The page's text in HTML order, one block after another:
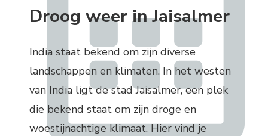
Droog weer in Jaisalmer
India staat bekend om zijn diverse
landschappen en klimaten. In het westen
van India ligt de stad Jaisalmer, een plek
die bekend staat om zijn droge en
woestijnachtige klimaat. Hier vind je